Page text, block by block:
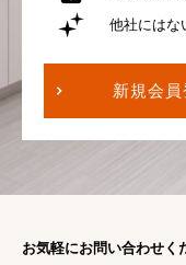
他社にはな
新規会員
お気軽にお問い合わせく